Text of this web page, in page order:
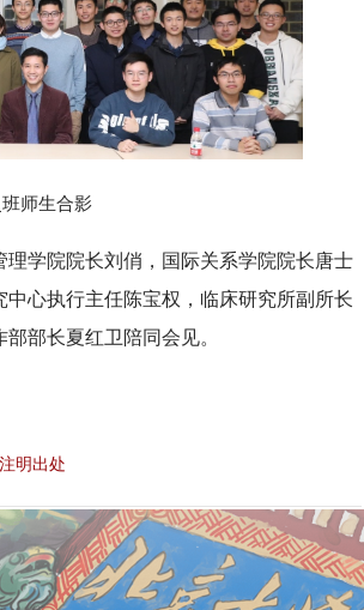
师生合影
学院院长刘俏，国际关系学院院长唐士
心执行主任陈宝权，临床研究所副所长
部长夏红卫陪同会见。
明出处